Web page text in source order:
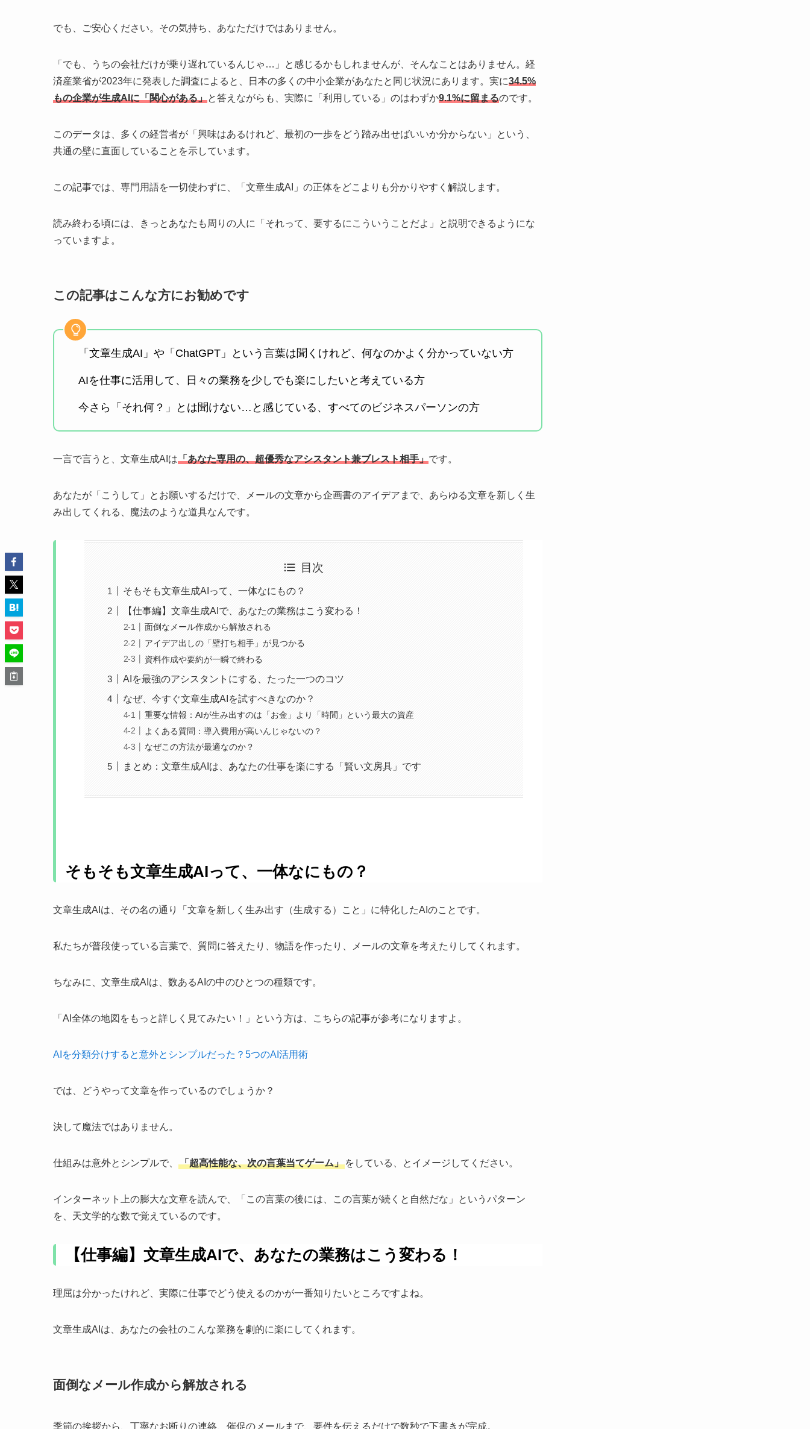
でも、ご安心ください。その気持ち、あなただけではありません。
「でも、うちの会社だけが乗り遅れているんじゃ…」と感じるかもしれませんが、そんなことはありません。経
済産業省が2023年に発表した調査によると、日本の多くの中小企業があなたと同じ状況にあります。実に34.5%
もの企業が生成AIに「関心がある」と答えながらも、実際に「利用している」のはわずか9.1%に留まるのです。
このデータは、多くの経営者が「興味はあるけれど、最初の一歩をどう踏み出せばいいか分からない」という、
共通の壁に直面していることを示しています。
この記事では、専門用語を一切使わずに、「文章生成AI」の正体をどこよりも分かりやすく解説します。
読み終わる頃には、きっとあなたも周りの人に「それって、要するにこういうことだよ」と説明できるようにな
っていますよ。
この記事はこんな方にお勧めです
「文章生成AI」や「ChatGPT」という言葉は聞くけれど、何なのかよく分かっていない方
AIを仕事に活用して、日々の業務を少しでも楽にしたいと考えている方
今さら「それ何？」とは聞けない…と感じている、すべてのビジネスパーソンの方
一言で言うと、文章生成AIは「あなた専用の、超優秀なアシスタント兼ブレスト相手」です。
あなたが「こうして」とお願いするだけで、メールの文章から企画書のアイデアまで、あらゆる文章を新しく生
み出してくれる、魔法のような道具なんです。
目次
そもそも文章生成AIって、一体なにもの？
【仕事編】文章生成AIで、あなたの業務はこう変わる！
面倒なメール作成から解放される
アイデア出しの「壁打ち相手」が見つかる
資料作成や要約が一瞬で終わる
AIを最強のアシスタントにする、たった一つのコツ
なぜ、今すぐ文章生成AIを試すべきなのか？
重要な情報：AIが生み出すのは「お金」より「時間」という最大の資産
よくある質問：導入費用が高いんじゃないの？
なぜこの方法が最適なのか？
まとめ：文章生成AIは、あなたの仕事を楽にする「賢い文房具」です
そもそも文章生成AIって、一体なにもの？
文章生成AIは、その名の通り「文章を新しく生み出す（生成する）こと」に特化したAIのことです。
私たちが普段使っている言葉で、質問に答えたり、物語を作ったり、メールの文章を考えたりしてくれます。
ちなみに、文章生成AIは、数あるAIの中のひとつの種類です。
「AI全体の地図をもっと詳しく見てみたい！」という方は、こちらの記事が参考になりますよ。
AIを分類分けすると意外とシンプルだった？5つのAI活用術
では、どうやって文章を作っているのでしょうか？
決して魔法ではありません。
仕組みは意外とシンプルで、 「超高性能な、次の言葉当てゲーム」 をしている、とイメージしてください。
インターネット上の膨大な文章を読んで、「この言葉の後には、この言葉が続くと自然だな」というパターン
を、天文学的な数で覚えているのです。
【仕事編】文章生成AIで、あなたの業務はこう変わる！
理屈は分かったけれど、実際に仕事でどう使えるのかが一番知りたいところですよね。
文章生成AIは、あなたの会社のこんな業務を劇的に楽にしてくれます。
面倒なメール作成から解放される
季節の挨拶から、丁寧なお断りの連絡、催促のメールまで、要件を伝えるだけで数秒で下書きが完成。